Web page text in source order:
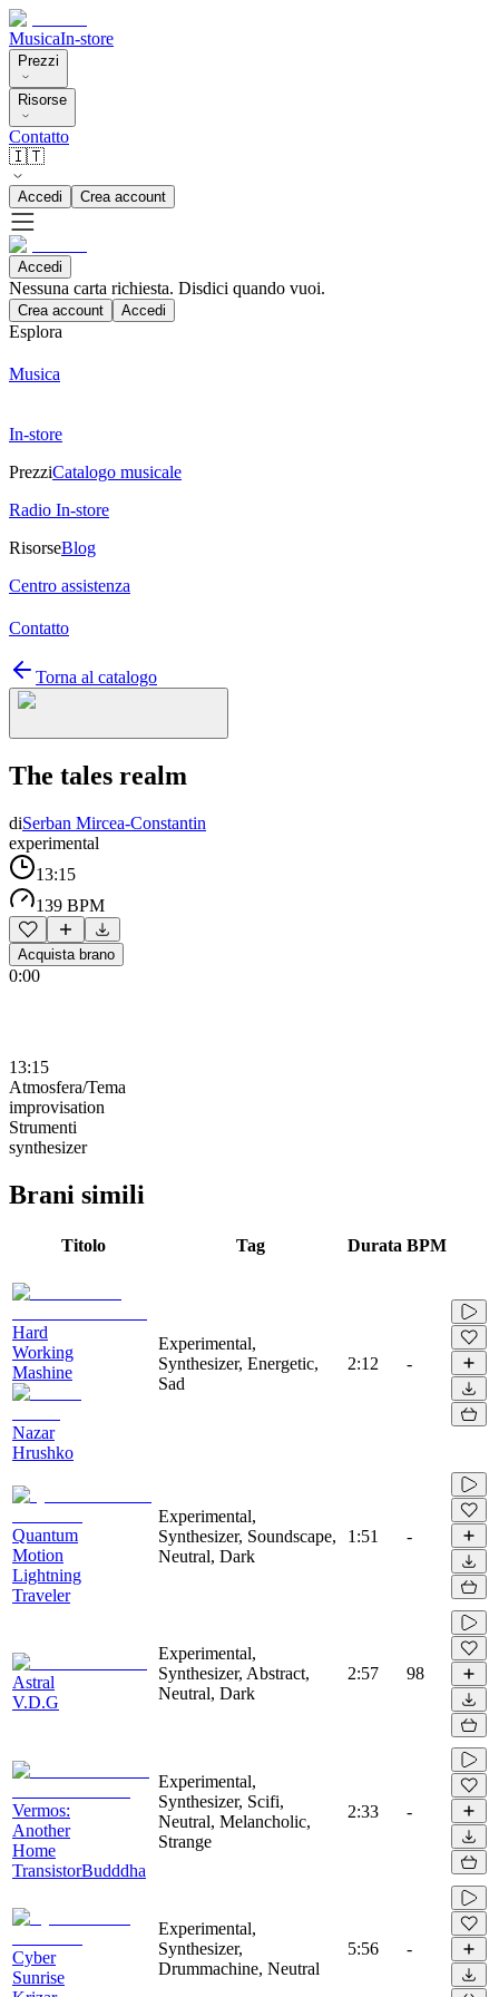
MusicaIn-store
Prezzi
Risorse
Contatto
🇮🇹
Accedi Crea account
Accedi
Nessuna carta richiesta. Disdici quando vuoi.
Crea account Accedi
Esplora
Musica
In-store
PrezziCatalogo musicale
Radio In-store
RisorseBlog
Centro assistenza
Contatto
Torna al catalogo
The tales realm
diSerban Mircea-Constantin
experimental
13:15
139 BPM
Acquista brano
0:00
13:15
Atmosfera/Tema
improvisation
Strumenti
synthesizer
Brani simili
Titolo Tag Durata BPM
Hard
Working
Mashine
Nazar
Hrushko
Experimental,
Synthesizer, Energetic,
Sad
2:12 -
Quantum
Motion
Lightning
Traveler
Experimental,
Synthesizer, Soundscape,
Neutral, Dark
1:51 -
Astral
V.D.G
Experimental,
Synthesizer, Abstract,
Neutral, Dark
2:57 98
Vermos:
Another
Home
TransistorBudddha
Experimental,
Synthesizer, Scifi,
Neutral, Melancholic,
Strange
2:33 -
Cyber
Sunrise
Experimental,
Synthesizer,
Drummachine, Neutral
5:56 -